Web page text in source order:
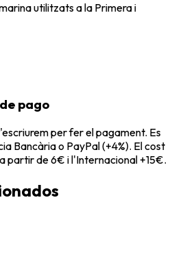
utilitzats a la Primera i
pago
per fer el pagament. Es
Bancària o PayPal (+4%). El cost
partir de 6€ i l'Internacional +15€.